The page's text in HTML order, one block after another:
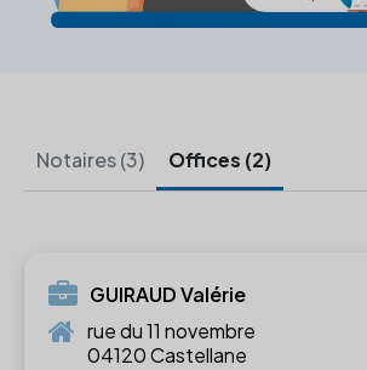
Notaires (3) Offices (2)
GUIRAUD Valérie
rue du 11 novembre
04120 Castellane